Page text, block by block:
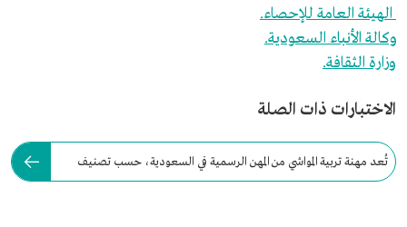
الهيئة العامة للإحصاء.
وكالة الأنباء السعودية.
وزارة الثقافة.
الاختبارات ذات الصلة
تُعد مهنة تربية المواشي من المهن الرسمية في السعودية، حسب تصنيف